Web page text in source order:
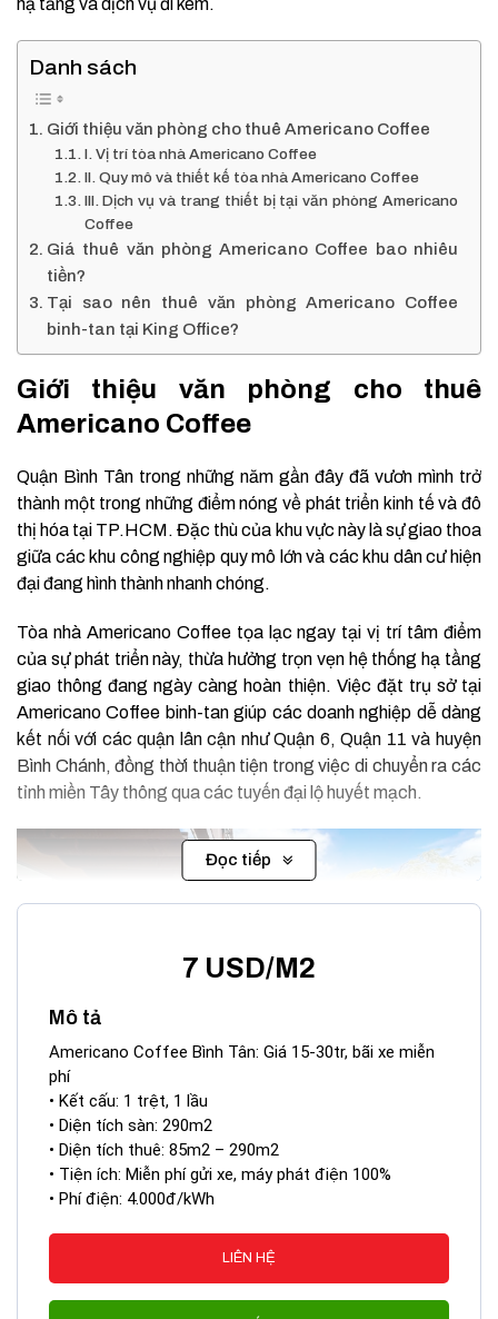
hạ tầng và dịch vụ đi kèm.
Danh sách
Giới thiệu văn phòng cho thuê Americano Coffee
I. Vị trí tòa nhà Americano Coffee
II. Quy mô và thiết kế tòa nhà Americano Coffee
III. Dịch vụ và trang thiết bị tại văn phòng Americano
Coffee
Giá thuê văn phòng Americano Coffee bao nhiêu
tiền?
Tại sao nên thuê văn phòng Americano Coffee
binh-tan tại King Office?
Giới thiệu văn phòng cho thuê
Americano Coffee
Quận Bình Tân trong những năm gần đây đã vươn mình trở
thành một trong những điểm nóng về phát triển kinh tế và đô
thị hóa tại TP.HCM. Đặc thù của khu vực này là sự giao thoa
giữa các khu công nghiệp quy mô lớn và các khu dân cư hiện
đại đang hình thành nhanh chóng.
Tòa nhà Americano Coffee tọa lạc ngay tại vị trí tâm điểm
của sự phát triển này, thừa hưởng trọn vẹn hệ thống hạ tầng
giao thông đang ngày càng hoàn thiện. Việc đặt trụ sở tại
Americano Coffee binh-tan giúp các doanh nghiệp dễ dàng
kết nối với các quận lân cận như Quận 6, Quận 11 và huyện
Bình Chánh, đồng thời thuận tiện trong việc di chuyển ra các
tỉnh miền Tây thông qua các tuyến đại lộ huyết mạch.
Tòa nhà Americano Coffee Quận binh-tan
Xung quanh tòa nhà Americano Coffee là một hệ sinh thái
tiện ích đa dạng, đáp ứng đầy đủ nhu cầu của giới văn phòng
và hoạt động giao dịch của doanh nghiệp. Trong bán kính
ngắn, khách thuê có thể tiếp cận với hệ thống các ngân hàng
lớn, các cơ quan hành chính nhà nước, cùng chuỗi nhà hàng,
Đọc tiếp
7 USD/M2
Mô tả
Americano Coffee Bình Tân: Giá 15-30tr, bãi xe miễn
phí
• Kết cấu: 1 trệt, 1 lầu
• Diện tích sàn: 290m2
• Diện tích thuê: 85m2 – 290m2
• Tiện ích: Miễn phí gửi xe, máy phát điện 100%
• Phí điện: 4.000đ/kWh
LIÊN HỆ